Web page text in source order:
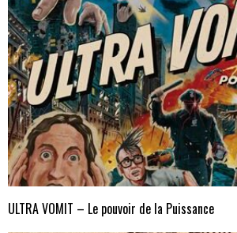
ULTRA VOMIT – Le pouvoir de la Puissance